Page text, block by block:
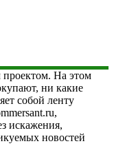
проектом. На этом
ни какие
собой ленту
искажения,
новостей